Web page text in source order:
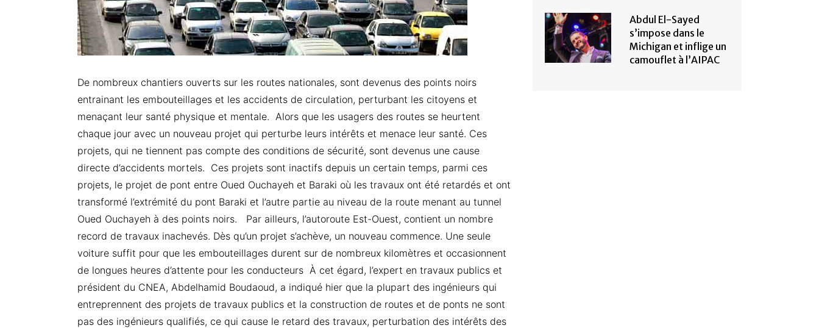
De nombreux chantiers ouverts sur les routes nationales, sont devenus des points noirs
entrainant les embouteillages et les accidents de circulation, perturbant les citoyens et
menaçant leur santé physique et mentale. Alors que les usagers des routes se heurtent
chaque jour avec un nouveau projet qui perturbe leurs intérêts et menace leur santé. Ces
projets, qui ne tiennent pas compte des conditions de sécurité, sont devenus une cause
directe d’accidents mortels. Ces projets sont inactifs depuis un certain temps, parmi ces
projets, le projet de pont entre Oued Ouchayeh et Baraki où les travaux ont été retardés et ont
transformé l’extrémité du pont Baraki et l’autre partie au niveau de la route menant au tunnel
Oued Ouchayeh à des points noirs. Par ailleurs, l’autoroute Est-Ouest, contient un nombre
record de travaux inachevés. Dès qu’un projet s’achève, un nouveau commence. Une seule
voiture suffit pour que les embouteillages durent sur de nombreux kilomètres et occasionnent
de longues heures d’attente pour les conducteurs À cet égard, l’expert en travaux publics et
président du CNEA, Abdelhamid Boudaoud, a indiqué hier que la plupart des ingénieurs qui
entreprennent des projets de travaux publics et la construction de routes et de ponts ne sont
pas des ingénieurs qualifiés, ce qui cause le retard des travaux, perturbation des intérêts des
Abdul El-Sayed
s’impose dans le
Michigan et inflige un
camouflet à l’AIPAC